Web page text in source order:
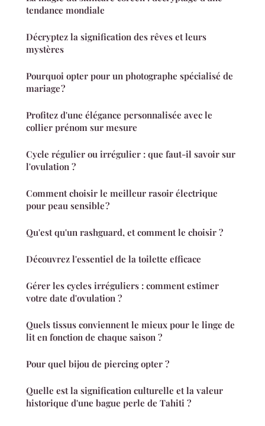
tendance mondiale
Décryptez la signification des rêves et leurs
mystères
Pourquoi opter pour un photographe spécialisé de
mariage ?
Profitez d'une élégance personnalisée avec le
collier prénom sur mesure
Cycle régulier ou irrégulier : que faut-il savoir sur
l'ovulation ?
Comment choisir le meilleur rasoir électrique
pour peau sensible ?
Qu'est qu'un rashguard, et comment le choisir ?
Découvrez l'essentiel de la toilette efficace
Gérer les cycles irréguliers : comment estimer
votre date d'ovulation ?
Quels tissus conviennent le mieux pour le linge de
lit en fonction de chaque saison ?
Pour quel bijou de piercing opter ?
Quelle est la signification culturelle et la valeur
historique d'une bague perle de Tahiti ?